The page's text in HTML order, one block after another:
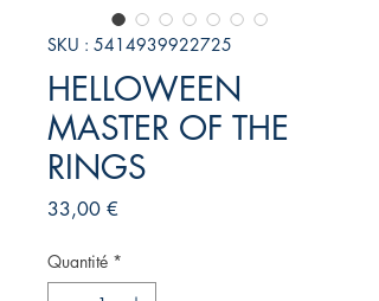
SKU : 5414939922725
HELLOWEEN
MASTER OF THE
RINGS
33,00 €Prix
Quantité *